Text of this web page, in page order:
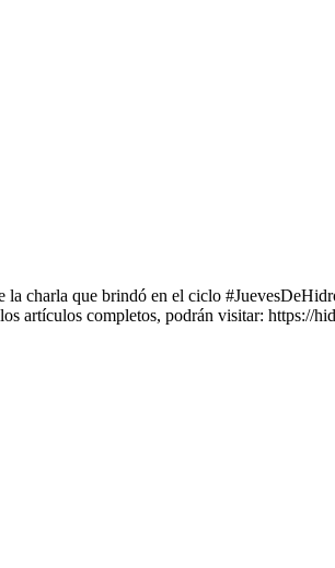
charla que brindó en el ciclo
artículos completos, podrán visitar: